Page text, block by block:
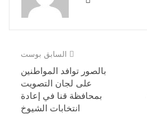
السابق بوست
بالصور توافد المواطنين
على لجان التصويت
بمحافظة قنا في إعادة
انتخابات الشيوخ